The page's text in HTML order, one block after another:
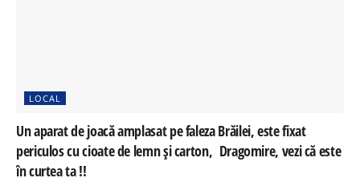
LOCAL
Un aparat de joacă amplasat pe faleza Brăilei, este fixat
periculos cu cioate de lemn și carton, Dragomire, vezi că este
în curtea ta !!